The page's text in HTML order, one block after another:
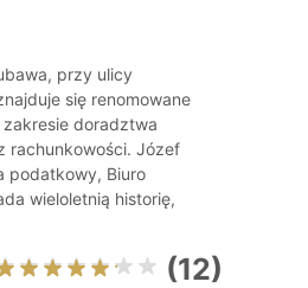
przy ulicy
się renomowane
zakresie doradztwa
rachunkowości. Józef
podatkowy, Biuro
wieloletnią historię,
(12)